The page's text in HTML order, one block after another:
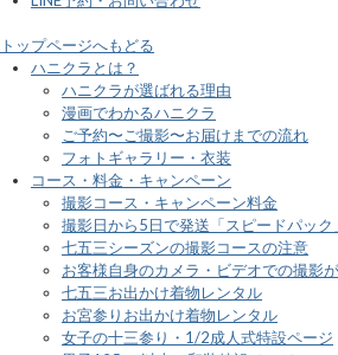
トップページへもどる
ハニクラとは？
ハニクラが選ばれる理由
漫画でわかるハニクラ
ご予約〜ご撮影〜お届けまでの流れ
フォトギャラリー・衣装
コース・料金・キャンペーン
撮影コース・キャンペーン料金
撮影日から5日で発送「スピードパック
七五三シーズンの撮影コースの注意
お客様自身のカメラ・ビデオでの撮影
七五三お出かけ着物レンタル
お宮参りお出かけ着物レンタル
女子の十三参り・1/2成人式特設ページ